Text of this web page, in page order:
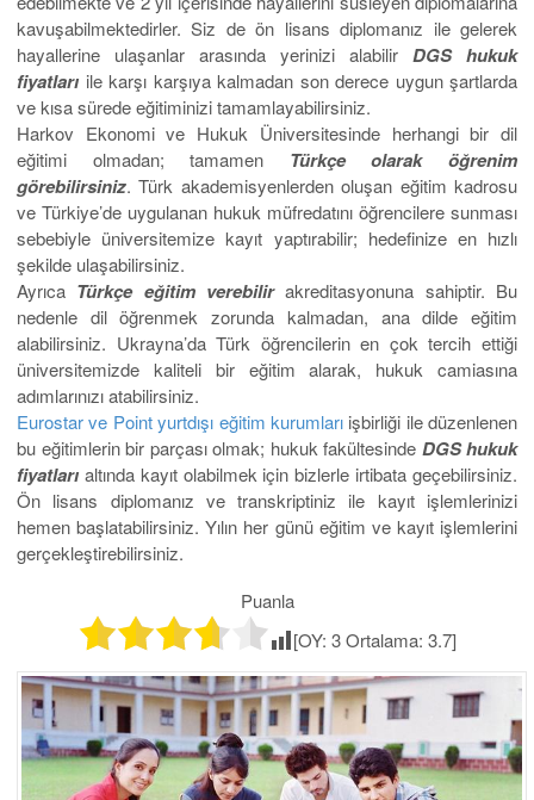
kavuşabilmektedirler. Siz de ön lisans diplomanız ile gelerek
hayallerine ulaşanlar arasında yerinizi alabilir DGS hukuk
fiyatları ile karşı karşıya kalmadan son derece uygun şartlarda
ve kısa sürede eğitiminizi tamamlayabilirsiniz.
Harkov Ekonomi ve Hukuk Üniversitesinde herhangi bir dil
eğitimi olmadan; tamamen Türkçe olarak öğrenim
görebilirsiniz. Türk akademisyenlerden oluşan eğitim kadrosu
ve Türkiye’de uygulanan hukuk müfredatını öğrencilere sunması
sebebiyle üniversitemize kayıt yaptırabilir; hedefinize en hızlı
şekilde ulaşabilirsiniz.
Ayrıca Türkçe eğitim verebilirakreditasyonuna sahiptir. Bu
nedenle dil öğrenmek zorunda kalmadan, ana dilde eğitim
alabilirsiniz. Ukrayna’da Türk öğrencilerin en çok tercih ettiği
üniversitemizde kaliteli bir eğitim alarak, hukuk camiasına
adımlarınızı atabilirsiniz.
Eurostar ve Point yurtdışı eğitim kurumlarıişbirliği ile düzenlenen
bu eğitimlerin bir parçası olmak; hukuk fakültesinde DGS hukuk
fiyatları altında kayıt olabilmek için bizlerle irtibata geçebilirsiniz.
Ön lisans diplomanız ve transkriptiniz ile kayıt işlemlerinizi
hemen başlatabilirsiniz. Yılın her günü eğitim ve kayıt işlemlerini
gerçekleştirebilirsiniz.
Puanla
[OY: 3Ortalama: 3.7]